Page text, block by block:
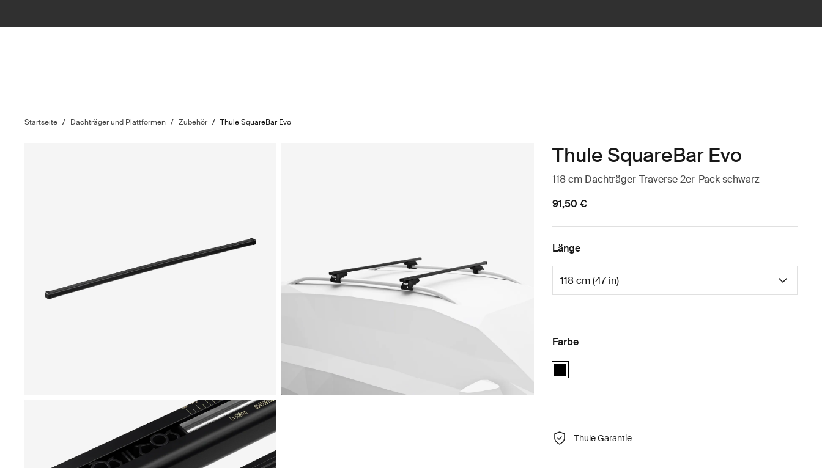
Startseite / Dachträger und Plattformen / Zubehör / Thule SquareBar Evo
Thule SquareBar Evo
118 cm Dachträger-Traverse 2er-Pack schwarz
91,50 €
Länge
Farbe
Thule Garantie